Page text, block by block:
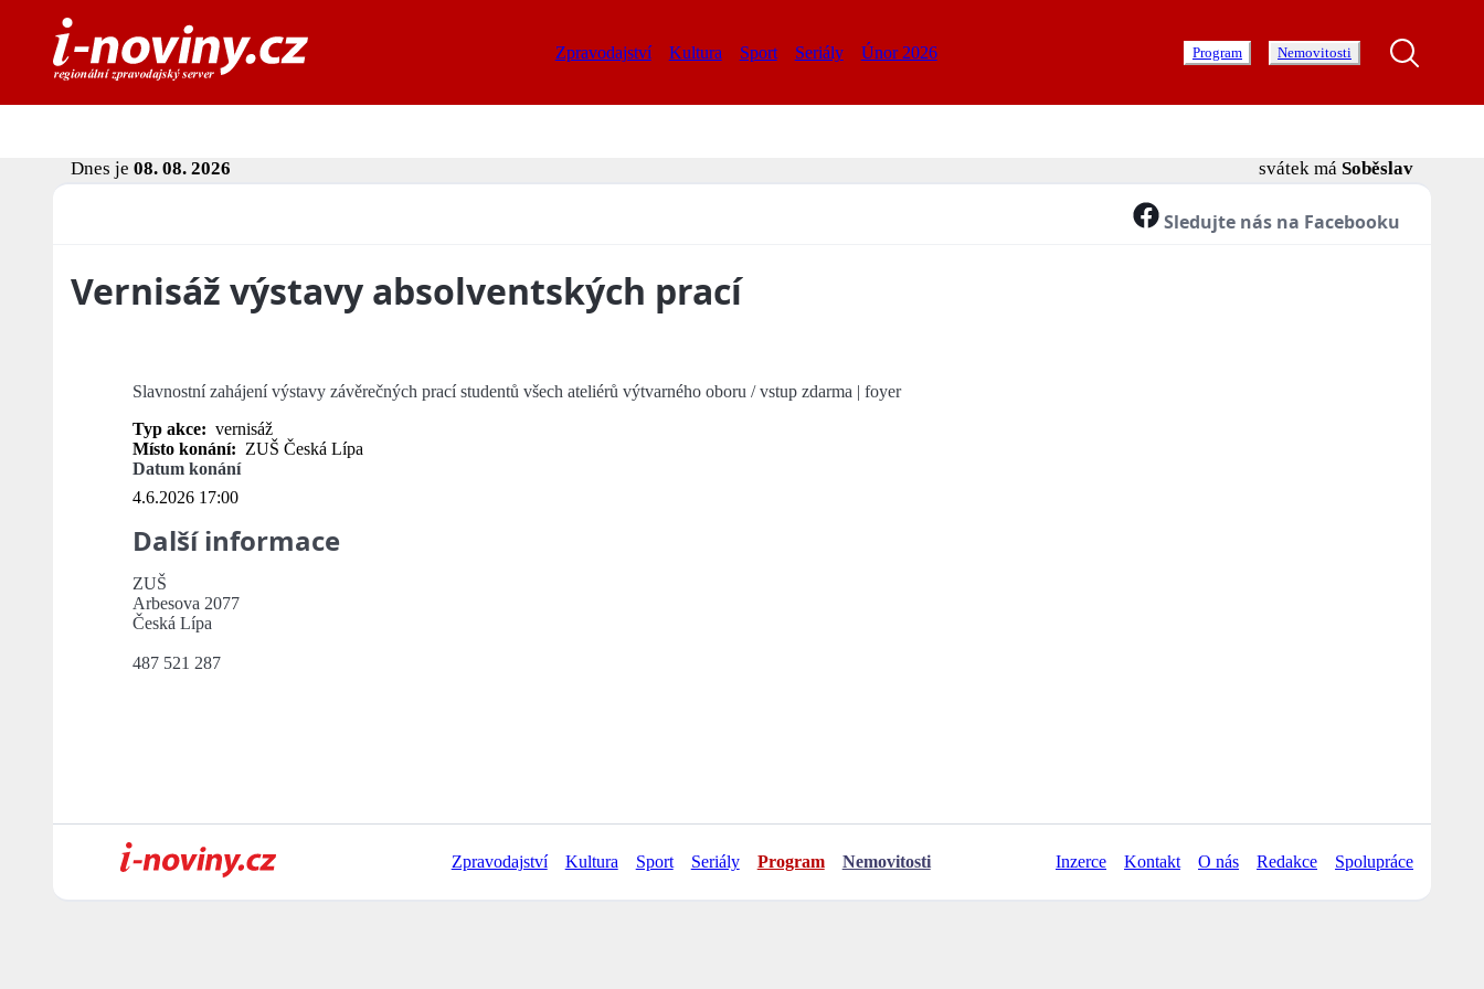
Zpravodajství Kultura Sport Seriály Únor 2026 Program Nemovitosti
Dnes je 08. 08. 2026 svátek má Soběslav
Sledujte nás na Facebooku
Vernisáž výstavy absolventských prací
Slavnostní zahájení výstavy závěrečných prací studentů všech ateliérů výtvarného oboru / vstup zdarma | foyer
Typ akce: vernisáž
Místo konání: ZUŠ Česká Lípa
Datum konání
4.6.2026 17:00
Další informace
ZUŠ
Arbesova 2077
Česká Lípa
487 521 287
Zpravodajství Kultura Sport Seriály Program Nemovitosti Inzerce Kontakt O nás Redakce Spolupráce